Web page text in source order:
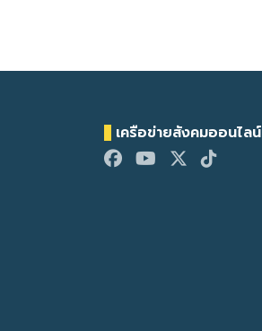
เครือข่ายสังคมออนไลน์